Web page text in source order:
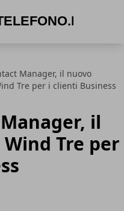
Manager, il nuovo
Tre per i clienti Business
il
Tre per